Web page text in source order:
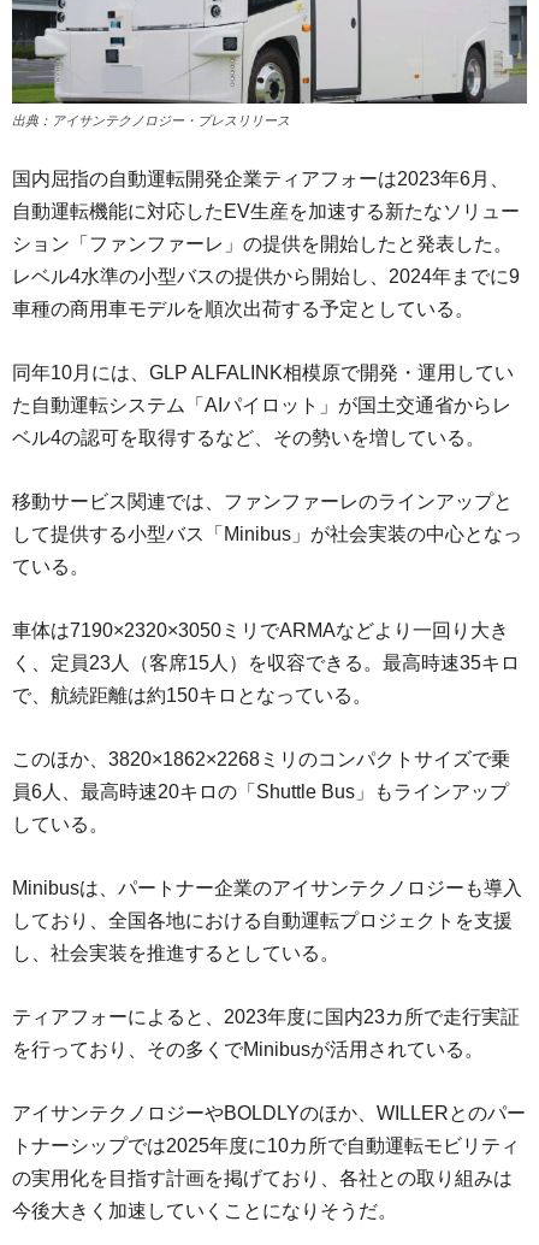
出典：アイサンテクノロジー・プレスリリース
国内屈指の自動運転開発企業ティアフォーは2023年6月、
自動運転機能に対応したEV生産を加速する新たなソリュー
ション「ファンファーレ」の提供を開始したと発表した。
レベル4水準の小型バスの提供から開始し、2024年までに9
車種の商用車モデルを順次出荷する予定としている。
同年10月には、GLP ALFALINK相模原で開発・運用してい
た自動運転システム「AIパイロット」が国土交通省からレ
ベル4の認可を取得するなど、その勢いを増している。
移動サービス関連では、ファンファーレのラインアップと
して提供する小型バス「Minibus」が社会実装の中心となっ
ている。
車体は7190×2320×3050ミリでARMAなどより一回り大き
く、定員23人（客席15人）を収容できる。最高時速35キロ
で、航続距離は約150キロとなっている。
このほか、3820×1862×2268ミリのコンパクトサイズで乗
員6人、最高時速20キロの「Shuttle Bus」もラインアップ
している。
Minibusは、パートナー企業のアイサンテクノロジーも導入
しており、全国各地における自動運転プロジェクトを支援
し、社会実装を推進するとしている。
ティアフォーによると、2023年度に国内23カ所で走行実証
を行っており、その多くでMinibusが活用されている。
アイサンテクノロジーやBOLDLYのほか、WILLERとのパー
トナーシップでは2025年度に10カ所で自動運転モビリティ
の実用化を目指す計画を掲げており、各社との取り組みは
今後大きく加速していくことになりそうだ。